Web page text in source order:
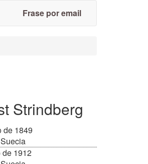
Frase por email
Strindberg
de 1849
de 1912